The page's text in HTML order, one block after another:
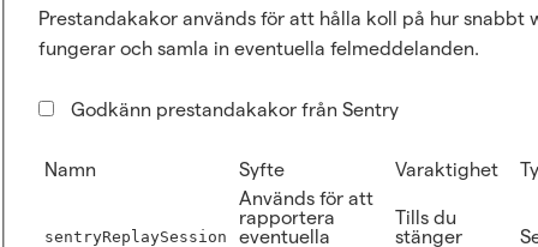
Prestandakakor används för att hålla koll på hur snabbt
fungerar och samla in eventuella felmeddelanden.
Godkänn prestandakakor från Sentry
Namn Syfte Varaktighet
sentryReplaySession
Används för att
rapportera
eventuella
Tills du
stänger